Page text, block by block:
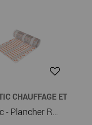
CHAUFFAGE ET
Atlantic - Plancher Rayonnant Electrique Soleka salle de bain 150W/m2 9m2 1260W (120281)